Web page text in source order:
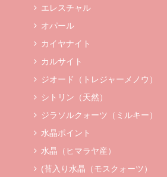
エレスチャル
オパール
カイヤナイト
カルサイト
ジオード（トレジャーメノウ）
シトリン（天然）
ジラソルクォーツ（ミルキー）
水晶ポイント
水晶（ヒマラヤ産）
(苔入り水晶（モスクォーツ）